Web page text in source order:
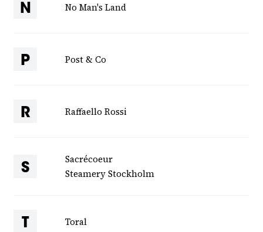
N No Man's Land
P Post & Co
R Raffaello Rossi
S
Sacrécoeur
Steamery Stockholm
T Toral